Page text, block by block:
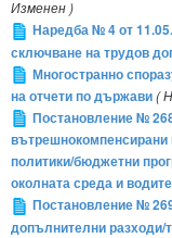
Изменен )
Наредба № 4 от
сключване на трудов
Многостранно
на отчети по държави(
Постановление №
вътрешнокомпенсирани
политики/бюджетни
околната среда и
Постановление №
допълнителни разходи/